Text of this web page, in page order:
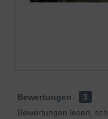
Bewertungen
3
Bewertungen lesen,